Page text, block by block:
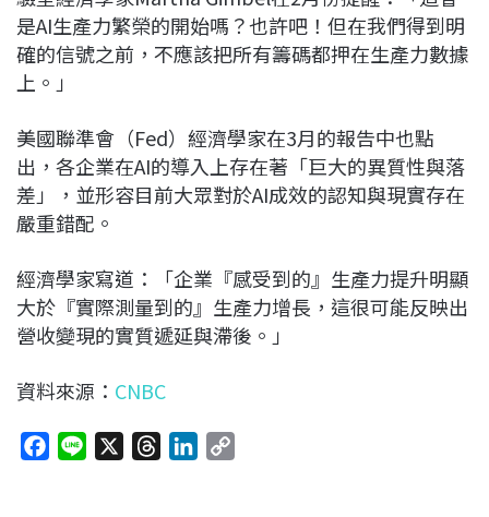
是AI生產力繁榮的開始嗎？也許吧！但在我們得到明
確的信號之前，不應該把所有籌碼都押在生產力數據
上。」
美國聯準會（Fed）經濟學家在3月的報告中也點
出，各企業在AI的導入上存在著「巨大的異質性與落
差」，並形容目前大眾對於AI成效的認知與現實存在
嚴重錯配。
經濟學家寫道：「企業『感受到的』生產力提升明顯
大於『實際測量到的』生產力增長，這很可能反映出
營收變現的實質遞延與滯後。」
資料來源： CNBC